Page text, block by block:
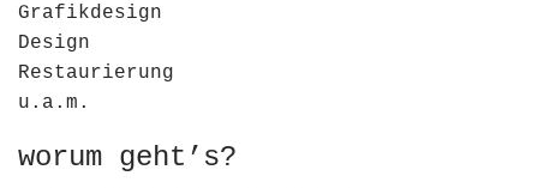
Grafikdesign
Design
Restaurierung
u.a.m.
worum geht’s?